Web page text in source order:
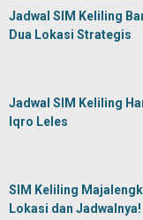
Jadwal SIM Keliling
Dua Lokasi Strategis
Jadwal SIM Keliling
Iqro Leles
SIM Keliling
Lokasi dan Jadwalnya!